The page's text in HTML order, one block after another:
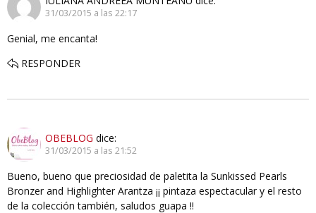
31/03/2015 a las 22:17
Genial, me encanta!
RESPONDER
OBEBLOG dice:
31/03/2015 a las 21:52
Bueno, bueno que preciosidad de paletita la Sunkissed Pearls
Bronzer and Highlighter Arantza ¡¡ pintaza espectacular y el resto
de la colección también, saludos guapa !!